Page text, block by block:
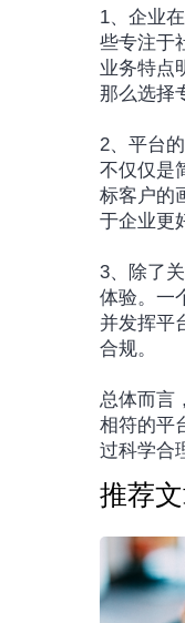
1、企业
些专注于
业务特点
那么选择
2、平台
不仅仅是
标客户的
于企业更
3、除了
体验。一
并发挥平
合规。
总体而言
相符的平
过科学合
推荐